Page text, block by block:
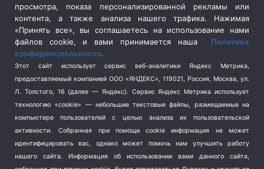
Социальная политика
(3)
Спецоперация в Украине
Спецоперация на Украине
(404)
Спорт (740)
Терроризм (1)
Транспорт (262)
Туризм (178)
Флот (76)
просмотра, показа персонализированной рекламы или
контента, а также анализа нашего трафика. Нажимая
«Принять все», вы соглашаетесь на использование нами
файлов cookie, и вами принимается наша Политика
конфиденциальности.
Этот сайт использует сервис веб-аналитики Яндекс Метрика,
предоставляемый компанией ООО «ЯНДЕКС», 119021, Россия, Москва, ул.
Л. Толстого, 16 (далее — Яндекс). Сервис Яндекс Метрика использует
технологию «cookie» — небольшие текстовые файлы, размещаемые на
компьютере пользователей с целью анализа их пользовательской
активности.
Собранная при помощи cookie информация не может
идентифицировать вас, однако может помочь нам улучшить работу
нашего сайта. Информация об использовании вами данного сайта,